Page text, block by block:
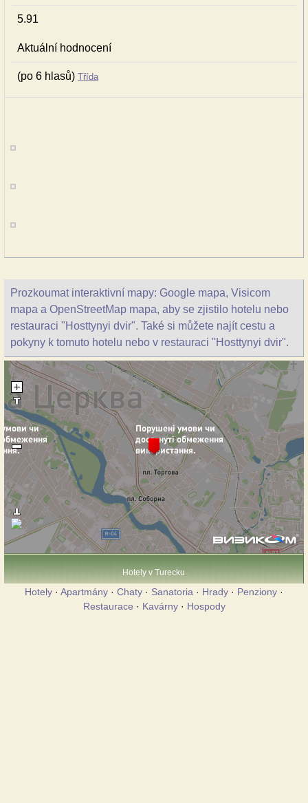
5.91
Aktuální hodnocení
(po 6 hlasů) Třída
Prozkoumat interaktivní mapy: Google mapa, Visicom
mapa a OpenStreetMap mapa, aby se zjistilo hotelu nebo
restauraci "Hosttynyi dvir". Také si můžete najít cestu a
pokyny k tomuto hotelu nebo v restauraci "Hosttynyi dvir".
Hotely v Turecku
Hotely · Apartmány · Chaty · Sanatoria · Hrady · Penziony ·
Restaurace · Kavárny· Hospody